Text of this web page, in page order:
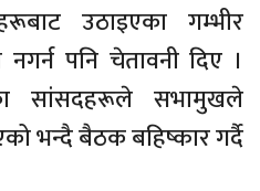
उठाइएका गम्भीर
पनि चेतावनी दिए ।
सांसदहरूले सभामुखले
भन्दै बैठक बहिष्कार गर्दै